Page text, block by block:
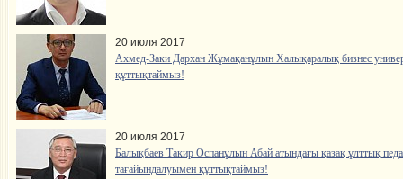
20 июля 2017
Ахмед-Заки Дархан Жұмақанұлын Халықаралық бизнес
құттықтаймыз!
20 июля 2017
Балықбаев Такир Оспанұлын Абай атындағы қазақ ұлттық
тағайындалуымен құттықтаймыз!